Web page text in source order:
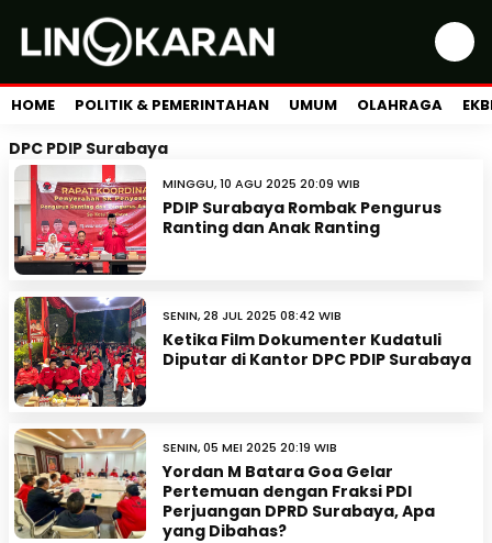
HOME POLITIK & PEMERINTAHAN UMUM OLAHRAGA
DPC PDIP Surabaya
MINGGU, 10 AGU 2025 20:09 WIB
PDIP Surabaya Rombak Pengurus
Ranting dan Anak Ranting
SENIN, 28 JUL 2025 08:42 WIB
Ketika Film Dokumenter Kudatuli
Diputar di Kantor DPC PDIP Surabaya
SENIN, 05 MEI 2025 20:19 WIB
Yordan M Batara Goa Gelar
Pertemuan dengan Fraksi PDI
Perjuangan DPRD Surabaya, Apa
yang Dibahas?